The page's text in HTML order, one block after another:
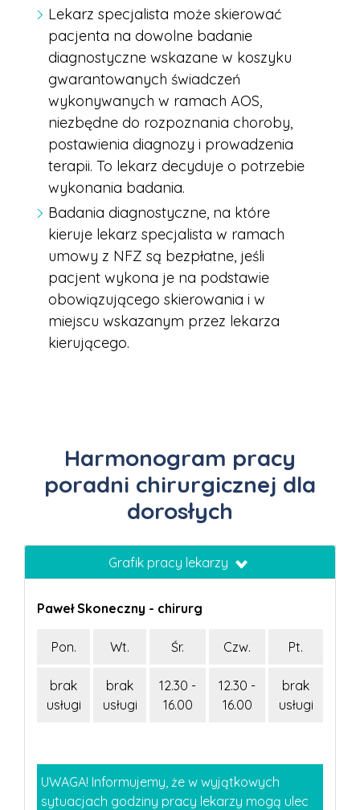
Lekarz specjalista może skierować
pacjenta na dowolne badanie
diagnostyczne wskazane w koszyku
gwarantowanych świadczeń
wykonywanych w ramach AOS,
niezbędne do rozpoznania choroby,
postawienia diagnozy i prowadzenia
terapii. To lekarz decyduje o potrzebie
wykonania badania.
Badania diagnostyczne, na które
kieruje lekarz specjalista w ramach
umowy z NFZ są bezpłatne, jeśli
pacjent wykona je na podstawie
obowiązującego skierowania i w
miejscu wskazanym przez lekarza
kierującego.
Harmonogram pracy
poradni chirurgicznej dla
dorosłych
Grafik pracy lekarzy
Paweł Skoneczny - chirurg
Pon. Wt. Śr. Czw. Pt.
brak
usługi
brak
usługi
12.30 -
16.00
12.30 -
16.00
brak
usługi
UWAGA! Informujemy, że w wyjątkowych
sytuacjach godziny pracy lekarzy mogą ulec